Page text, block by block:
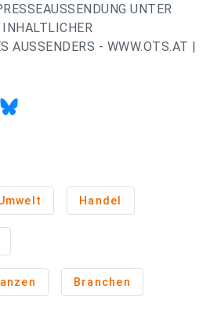
UNTER
AUSSENDERS - WWW.OTS.AT |
Handel
Branchen